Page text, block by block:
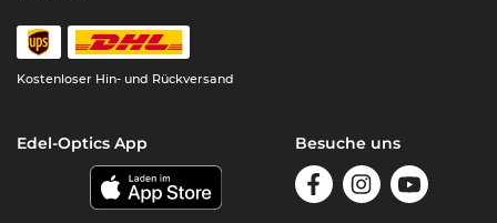
Kostenloser Hin- und Rückversand
Edel-Optics App Besuche uns